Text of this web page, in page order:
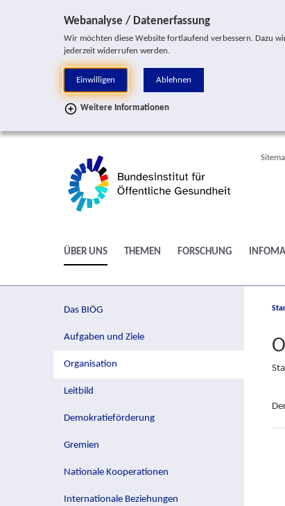
Webanalyse / Datenerfassung
Wir möchten diese Website fortlaufend verbessern. Dazu
jederzeit widerrufen werden.
Einwilligen Ablehnen
Weitere Informationen
ÜBER UNS THEMEN FORSCHUNG
Das BIÖG
Aufgaben und Ziele
Organisation
Leitbild
Demokratieförderung
Gremien
Nationale Kooperationen
Internationale Beziehungen